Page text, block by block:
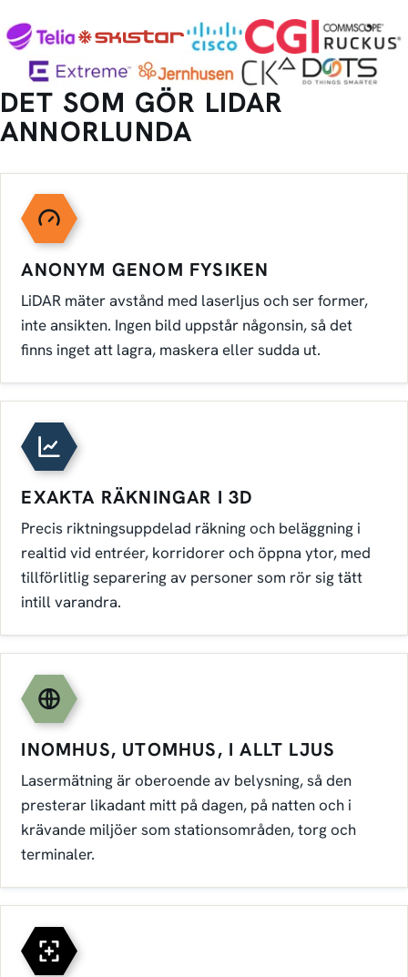
DET SOM GÖR LIDAR
ANNORLUNDA
ANONYM GENOM FYSIKEN
LiDAR mäter avstånd med laserljus och ser former,
inte ansikten. Ingen bild uppstår någonsin, så det
finns inget att lagra, maskera eller sudda ut.
EXAKTA RÄKNINGAR I 3D
Precis riktningsuppdelad räkning och beläggning i
realtid vid entréer, korridorer och öppna ytor, med
tillförlitlig separering av personer som rör sig tätt
intill varandra.
INOMHUS, UTOMHUS, I ALLT LJUS
Lasermätning är oberoende av belysning, så den
presterar likadant mitt på dagen, på natten och i
krävande miljöer som stationsområden, torg och
terminaler.